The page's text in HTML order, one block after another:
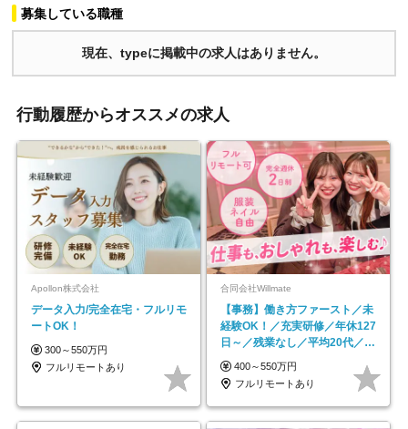
募集している職種
現在、typeに掲載中の求人はありません。
行動履歴からオススメの求人
Apollon株式会社
データ入力/完全在宅・フルリモ
ートOK！
300～550万円
フルリモートあり
合同会社Willmate
【事務】働き方ファースト／未
経験OK！／充実研修／年休127
日～／残業なし／平均20代／リ
モートOK
400～550万円
フルリモートあり